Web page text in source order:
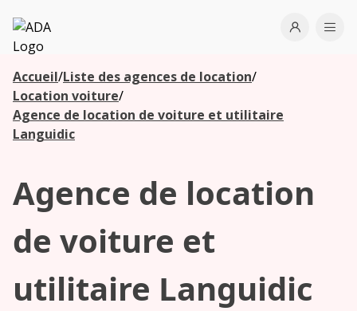
ADA
Open
Accueil/Liste des agences de location/
Location voiture/
Agence de location de voiture et utilitaire
Languidic
Agence de location
de voiture et
utilitaire Languidic
Les
agences à
proximité
Commencez
votre
recherche
pour voir les
proximité